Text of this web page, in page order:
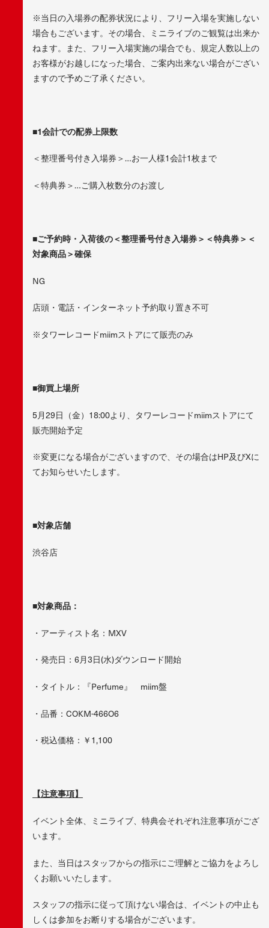
※当日の入場券の配券状況により、フリー入場を実施しない
場合もございます。その場合、ミニライブのご観覧は出来か
ねます。また、フリー入場実施の場合でも、規定人数以上の
お客様がお越しになった場合、ご案内出来ない場合がござい
ますので予めご了承ください。
■1会計での配券上限数
＜整理番号付き入場券＞…お一人様1会計1枚まで
＜特典券＞…ご購入枚数分のお渡し
■ご予約時・入荷後の＜整理番号付き入場券＞＜特典券＞＜
対象商品＞確保
NG
店頭・電話・インターネット予約取り置き不可
※タワーレコードmiimストアにて販売のみ
■御買上場所
5月29日（金）18:00より、タワーレコードmiimストアにて
販売開始予定
※変更になる場合がございますので、その場合はHP及びXに
てお知らせいたします。
■対象店舗
渋谷店
■対象商品：
・アーティスト名：MXV
・発売日：6月3日(水)ダウンロード開始
・タイトル：『Perfume』 miim盤
・品番：COKM-466O6
・税込価格：￥1,100
【注意事項】
イベント全体、ミニライブ、特典会それぞれ注意事項がござ
います。
また、当日はスタッフからの指示にご理解とご協力をよろし
くお願いいたします。
スタッフの指示に従って頂けない場合は、イベントの中止も
しくは参加をお断りする場合がございます。